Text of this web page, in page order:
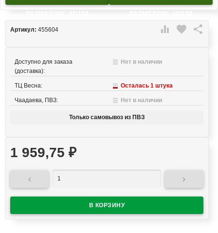
 favorite 
Артикул: 455604
Доступно для заказа
(доставка):
Нет в наличии
ТЦ Весна: Осталась 1 штука
Чаадаева, ПВЗ: Нет в наличии
Только самовывоз из ПВЗ
1 959,75 ₽
 